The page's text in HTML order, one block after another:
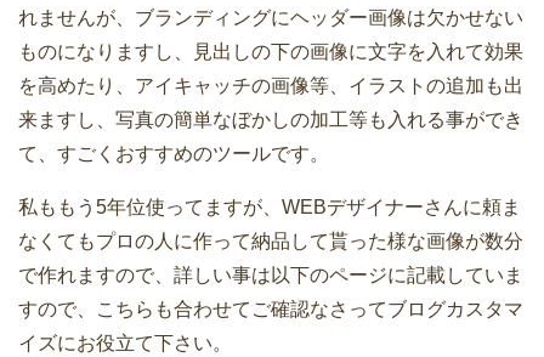
れませんが、ブランディングにヘッダー画像は欠かせない
ものになりますし、見出しの下の画像に文字を入れて効果
を高めたり、アイキャッチの画像等、イラストの追加も出
来ますし、写真の簡単なぼかしの加工等も入れる事ができ
て、すごくおすすめのツールです。
私ももう5年位使ってますが、WEBデザイナーさんに頼ま
なくてもプロの人に作って納品して貰った様な画像が数分
で作れますので、詳しい事は以下のページに記載していま
すので、こちらも合わせてご確認なさってブログカスタマ
イズにお役立て下さい。